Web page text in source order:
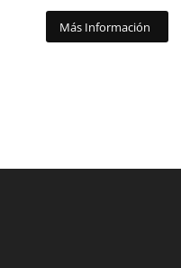
Más Información